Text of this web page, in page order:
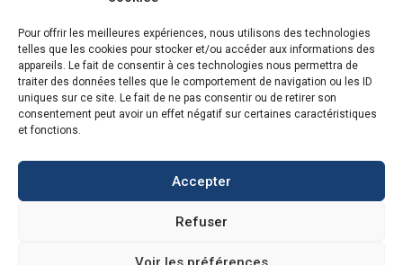
Pour offrir les meilleures expériences, nous utilisons des technologies
telles que les cookies pour stocker et/ou accéder aux informations des
appareils. Le fait de consentir à ces technologies nous permettra de
traiter des données telles que le comportement de navigation ou les ID
uniques sur ce site. Le fait de ne pas consentir ou de retirer son
consentement peut avoir un effet négatif sur certaines caractéristiques
et fonctions.
Accepter
Refuser
Mercredi
8h – 12h
Jeudi
8h – 17h30
8h – 17h30